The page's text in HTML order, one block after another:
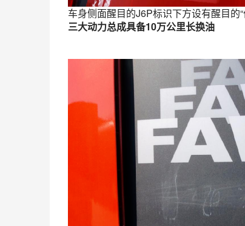
车身侧面醒目的J6P标识下方设有醒目的
三大动力总成具备10万公里长换油